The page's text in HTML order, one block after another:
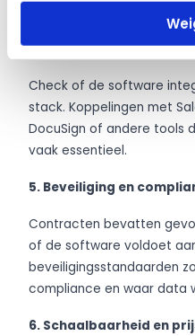
4. Integratie met
Check of de software
stack. Koppelingen met
DocuSign of andere tools
vaak essentieel.
5. Beveiliging en
Contracten bevatten
of de software voldoet
beveiligingsstandaarden
compliance en waar data
6. Schaalbaarheid en